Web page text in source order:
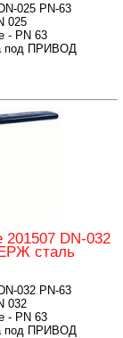
025 PN-63
025
- PN 63
под ПРИВОД
DN-032
сталь
032 PN-63
032
- PN 63
под ПРИВОД